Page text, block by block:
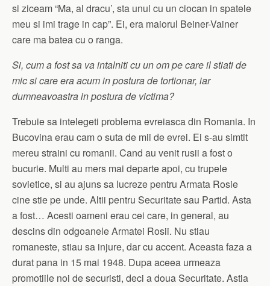
si ziceam “Ma, al dracu’, sta unul cu un ciocan in spatele
meu si imi trage in cap”. Ei, era maiorul Beiner-Vainer
care ma batea cu o ranga.
Si, cum a fost sa va intalniti cu un om pe care il stiati de
mic si care era acum in postura de tortionar, iar
dumneavoastra in postura de victima?
Trebuie sa intelegeti problema evreiasca din Romania. In
Bucovina erau cam o suta de mii de evrei. Ei s-au simtit
mereu straini cu romanii. Cand au venit rusii a fost o
bucurie. Multi au mers mai departe apoi, cu trupele
sovietice, si au ajuns sa lucreze pentru Armata Rosie
cine stie pe unde. Altii pentru Securitate sau Partid. Asta
a fost… Acesti oameni erau cei care, in general, au
descins din odgoanele Armatei Rosii. Nu stiau
romaneste, stiau sa injure, dar cu accent. Aceasta faza a
durat pana in 15 mai 1948. Dupa aceea urmeaza
promotiile noi de securisti, deci a doua Securitate. Astia